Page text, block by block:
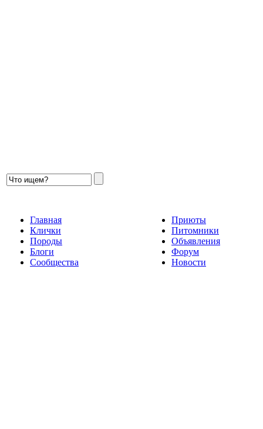
Главная
Клички
Породы
Блоги
Сообщества
Приюты
Питомники
Объявления
Форум
Новости